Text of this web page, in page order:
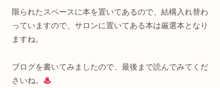
限られたスペースに本を置いてあるので、結構入れ替わ
っていますので、サロンに置いてある本は厳選本となり
ますね。
ブログを書いてみましたので、最後まで読んでみてくだ
さいね。 ♨